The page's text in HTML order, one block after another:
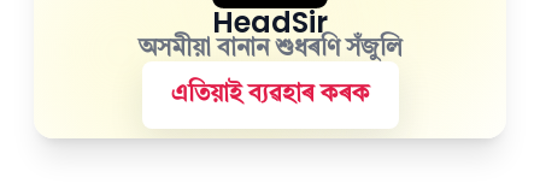
HeadSir
অসমীয়া বানান শুধৰণি সঁজুলি
এতিয়াই ব্যৱহাৰ কৰক